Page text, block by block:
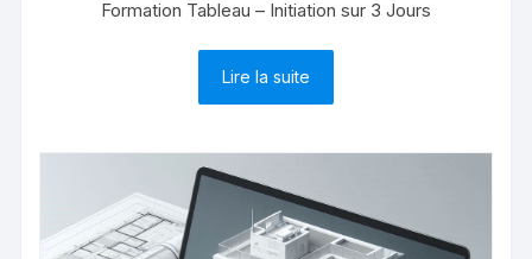
Formation Tableau – Initiation sur 3 Jours
Lire la suite